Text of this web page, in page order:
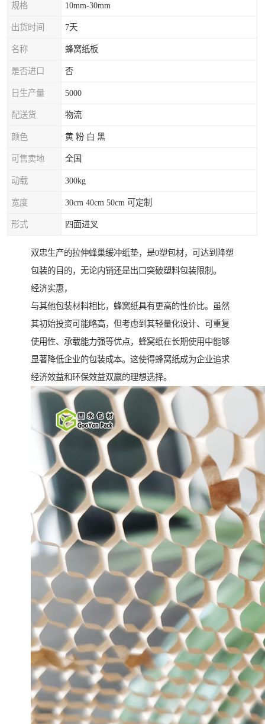
规格 10mm-30mm
出货时间 7天
名称 蜂窝纸板
是否进口 否
日生产量 5000
配送货 物流
颜色 黄 粉 白 黑
可售卖地 全国
动载 300kg
宽度 30cm 40cm 50cm 可定制
形式 四面进叉
双忠生产的拉伸蜂巢缓冲纸垫，是0塑包材，可达到降塑
包装的目的，无论内销还是出口突破塑料包装限制。
经济实惠，
与其他包装材料相比，蜂窝纸具有更高的性价比。虽然
其初始投资可能略高，但考虑到其轻量化设计、可重复
使用性、承载能力强等优点，蜂窝纸在长期使用中能够
显著降低企业的包装成本。这使得蜂窝纸成为企业追求
经济效益和环保效益双赢的理想选择。